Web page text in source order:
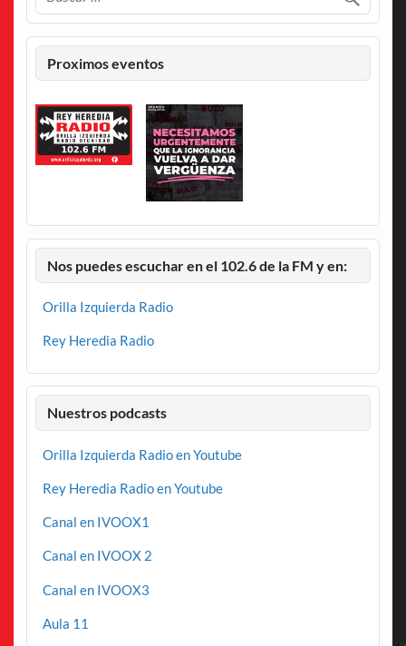
Proximos eventos
Nos puedes escuchar en el 102.6 de la FM y en:
Orilla Izquierda Radio
Rey Heredia Radio
Nuestros podcasts
Orilla Izquierda Radio en Youtube
Rey Heredia Radio en Youtube
Canal en IVOOX1
Canal en IVOOX 2
Canal en IVOOX3
Aula 11